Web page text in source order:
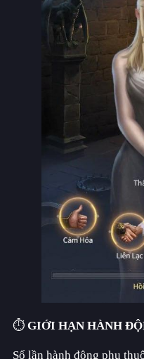
⏱️ GIỚI HẠN HÀNH
Số lần hành động phụ